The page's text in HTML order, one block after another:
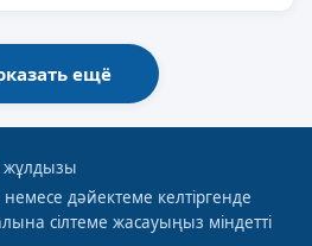
ещё
жұлдызы
дәйектеме келтiргенде
сiлтеме жасауыңыз міндетті